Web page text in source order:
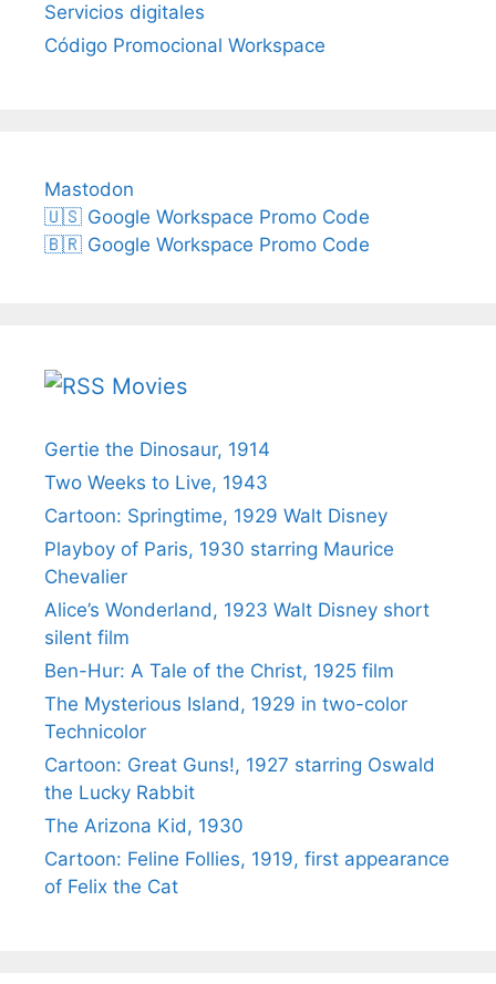
Servicios digitales
Código Promocional Workspace
Mastodon
🇺🇸 Google Workspace Promo Code
🇧🇷 Google Workspace Promo Code
Movies
Gertie the Dinosaur, 1914
Two Weeks to Live, 1943
Cartoon: Springtime, 1929 Walt Disney
Playboy of Paris, 1930 starring Maurice
Chevalier
Alice’s Wonderland, 1923 Walt Disney short
silent film
Ben-Hur: A Tale of the Christ, 1925 film
The Mysterious Island, 1929 in two-color
Technicolor
Cartoon: Great Guns!, 1927 starring Oswald
the Lucky Rabbit
The Arizona Kid, 1930
Cartoon: Feline Follies, 1919, first appearance
of Felix the Cat